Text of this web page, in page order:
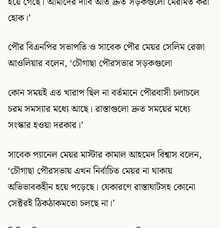
হোক।’
পৌর বিএনপির সভাপতি ও সাবেক পৌর মেয়র সেলিম রেজা
আওলিয়ার বলেন, ‘চৌগাছা পৌরসভার সড়কগুলো
কোন সময়ই এত খারাপ ছিল না বর্তমানে পৌরবাসী চলাচলে
চরম সমস্যার মধ্যে আছে। রাস্তাগুলো দ্রুত সময়ের মধ্যে
সংস্কার হওয়া দরকার।’
সাবেক প্যানেল মেয়র মাস্টার কামাল আহমেদ বিশ্বাস বলেন,
‘চৌগাছা পৌরসভায় এখন নির্বাচিত মেয়র না থাকায়
অভিভাবকহীন হয়ে পড়েছে। যেকারণে রাস্তাঘাটসহ কোনো
সেক্টরই ঠিকঠাকমতো চলছে না।’